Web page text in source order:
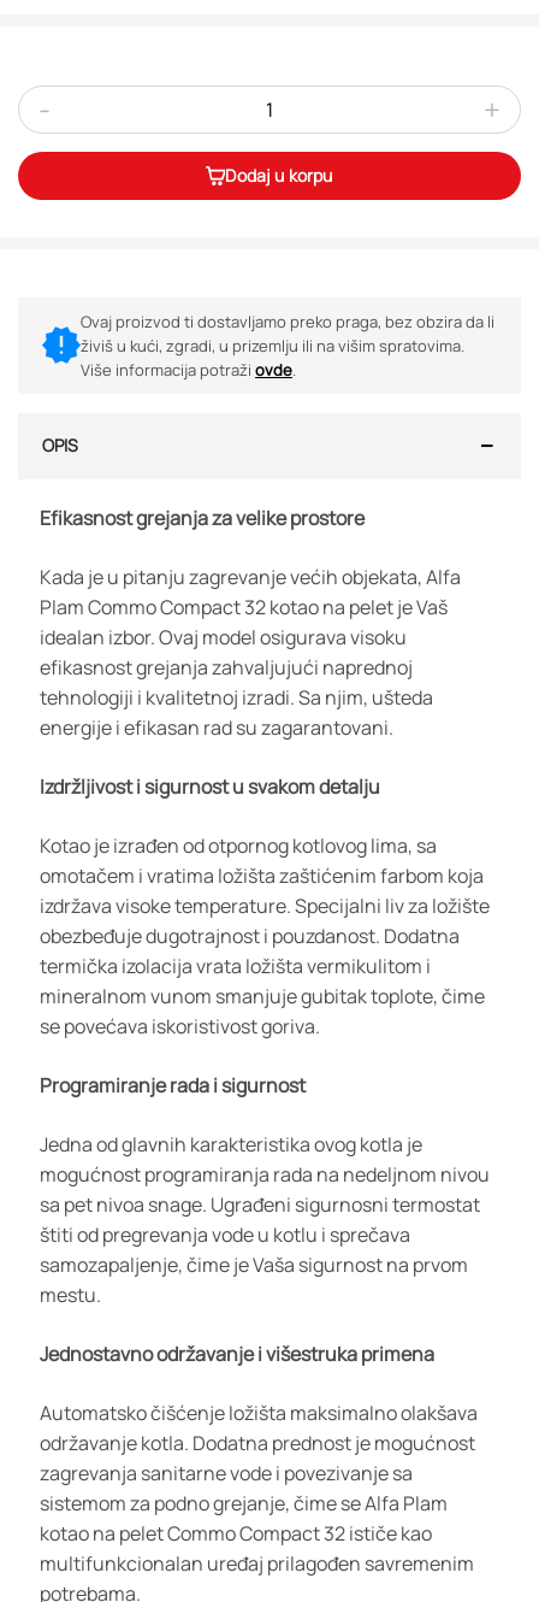
- +
Dodaj u korpu
Ovaj proizvod ti dostavljamo preko praga, bez obzira da li
živiš u kući, zgradi, u prizemlju ili na višim spratovima.
Više informacija potraži ovde
OPIS
Efikasnost grejanja za velike prostore
Kada je u pitanju zagrevanje većih objekata, Alfa
Plam Commo Compact 32 kotao na pelet je Vaš
idealan izbor. Ovaj model osigurava visoku
efikasnost grejanja zahvaljujući naprednoj
tehnologiji i kvalitetnoj izradi. Sa njim, ušteda
energije i efikasan rad su zagarantovani.
Izdržljivost i sigurnost u svakom detalju
Kotao je izrađen od otpornog kotlovog lima, sa
omotačem i vratima ložišta zaštićenim farbom koja
izdržava visoke temperature. Specijalni liv za ložište
obezbeđuje dugotrajnost i pouzdanost. Dodatna
termička izolacija vrata ložišta vermikulitom i
mineralnom vunom smanjuje gubitak toplote, čime
se povećava iskoristivost goriva.
Programiranje rada i sigurnost
Jedna od glavnih karakteristika ovog kotla je
mogućnost programiranja rada na nedeljnom nivou
sa pet nivoa snage. Ugrađeni sigurnosni termostat
štiti od pregrevanja vode u kotlu i sprečava
samozapaljenje, čime je Vaša sigurnost na prvom
mestu.
Jednostavno održavanje i višestruka primena
Automatsko čišćenje ložišta maksimalno olakšava
održavanje kotla. Dodatna prednost je mogućnost
zagrevanja sanitarne vode i povezivanje sa
sistemom za podno grejanje, čime se Alfa Plam
kotao na pelet Commo Compact 32 ističe kao
multifunkcionalan uređaj prilagođen savremenim
potrebama.